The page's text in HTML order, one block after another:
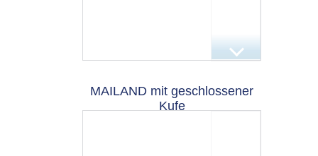
MAILAND mit geschlossener
Kufe